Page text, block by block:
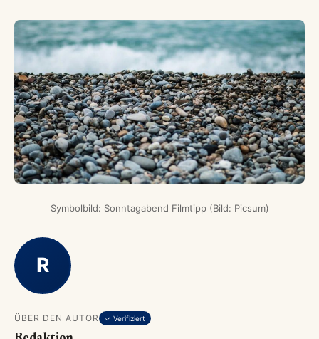
Symbolbild: Sonntagabend Filmtipp (Bild: Picsum)
R
ÜBER DEN AUTOR ✓ Verifiziert